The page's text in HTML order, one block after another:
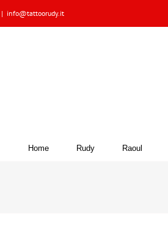
| info@tattoorudy.it
Home Rudy Raoul